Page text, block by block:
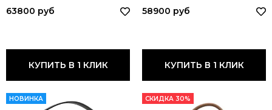
63800 руб
КУПИТЬ В 1 КЛИК
кожи 7220 VO NERO
58900 руб
КУПИТЬ В 1 КЛИК
НОВИНКА СКИДКА 30%